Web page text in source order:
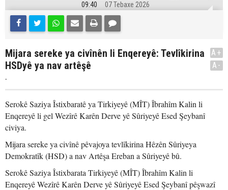
09:40 07 Tebaxe 2026
Mijara sereke ya civînên li Enqereyê: Tevlîkirina
HSDyê ya nav artêşê
.
A+
A-
Serokê Saziya Îstixbaratê ya Tirkiyeyê (MÎT) Îbrahîm Kalin li
Enqereyê li gel Wezîrê Karên Derve yê Sûriyeyê Esed Şeybanî
civiya.
Mijara sereke ya civînê pêvajoya tevlîkirina Hêzên Sûriyeya
Demokratîk (HSD) a nav Artêşa Ereban a Sûriyeyê bû.
Serokê Saziya Îstixbarata Tirkiyeyê (MÎT) Îbrahîm Kalin li
Enqereyê Wezîrê Karên Derve yê Sûriyeyê Esed Şeybanî pêşwazî